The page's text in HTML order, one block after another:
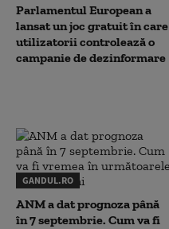
Parlamentul European a
lansat un joc gratuit în care
utilizatorii controlează o
campanie de dezinformare
GANDUL.RO
ANM a dat prognoza până
în 7 septembrie. Cum va fi